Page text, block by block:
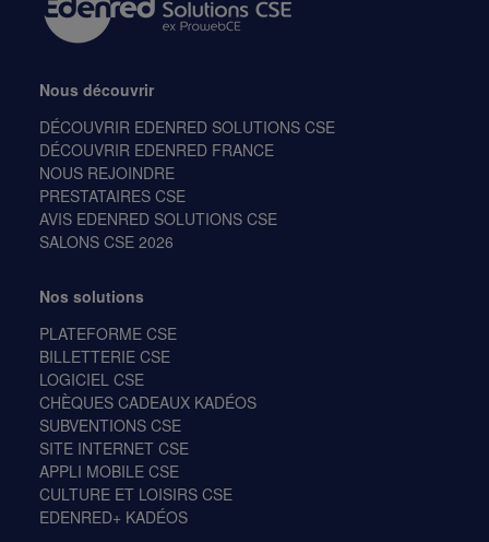
Nous découvrir
DÉCOUVRIR EDENRED SOLUTIONS CSE
DÉCOUVRIR EDENRED FRANCE
NOUS REJOINDRE
PRESTATAIRES CSE
AVIS EDENRED SOLUTIONS CSE
SALONS CSE 2026
Nos solutions
PLATEFORME CSE
BILLETTERIE CSE
LOGICIEL CSE
CHÈQUES CADEAUX KADÉOS
SUBVENTIONS CSE
SITE INTERNET CSE
APPLI MOBILE CSE
CULTURE ET LOISIRS CSE
EDENRED+ KADÉOS